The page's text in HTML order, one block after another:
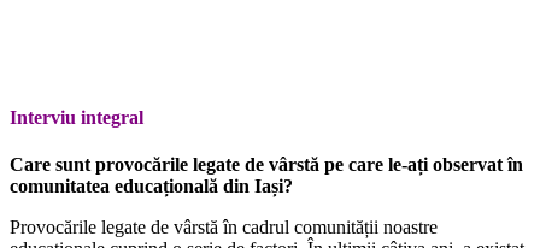
Interviu integral
Care sunt provocările legate de vârstă pe care le-ați observat în
comunitatea educațională din Iași?
Provocările legate de vârstă în cadrul comunității noastre